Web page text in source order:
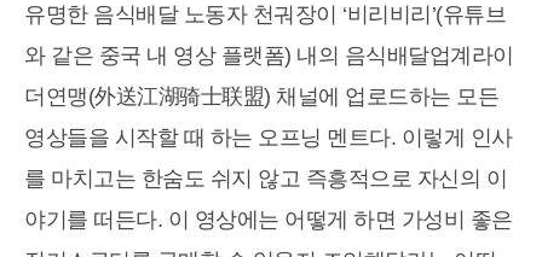
유명한 음식배달 노동자 천궈장이 ‘비리비리’(유튜브
와 같은 중국 내 영상 플랫폼) 내의 음식배달업계라이
더연맹(外送江湖骑士联盟) 채널에 업로드하는 모든
영상들을 시작할 때 하는 오프닝 멘트다. 이렇게 인사
를 마치고는 한숨도 쉬지 않고 즉흥적으로 자신의 이
야기를 떠든다. 이 영상에는 어떻게 하면 가성비 좋은